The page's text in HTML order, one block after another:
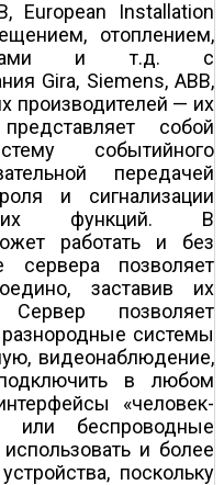
European Installation
отоплением,
и т.д. с
Gira, Siemens, ABB,
производителей — их
собой
событийного
передачей
и сигнализации
функций. В
работать и без
сервера позволяет
заставив их
Сервер позволяет
системы
видеонаблюдение,
подключить в любом
«человек-
или беспроводные
и более
поскольку